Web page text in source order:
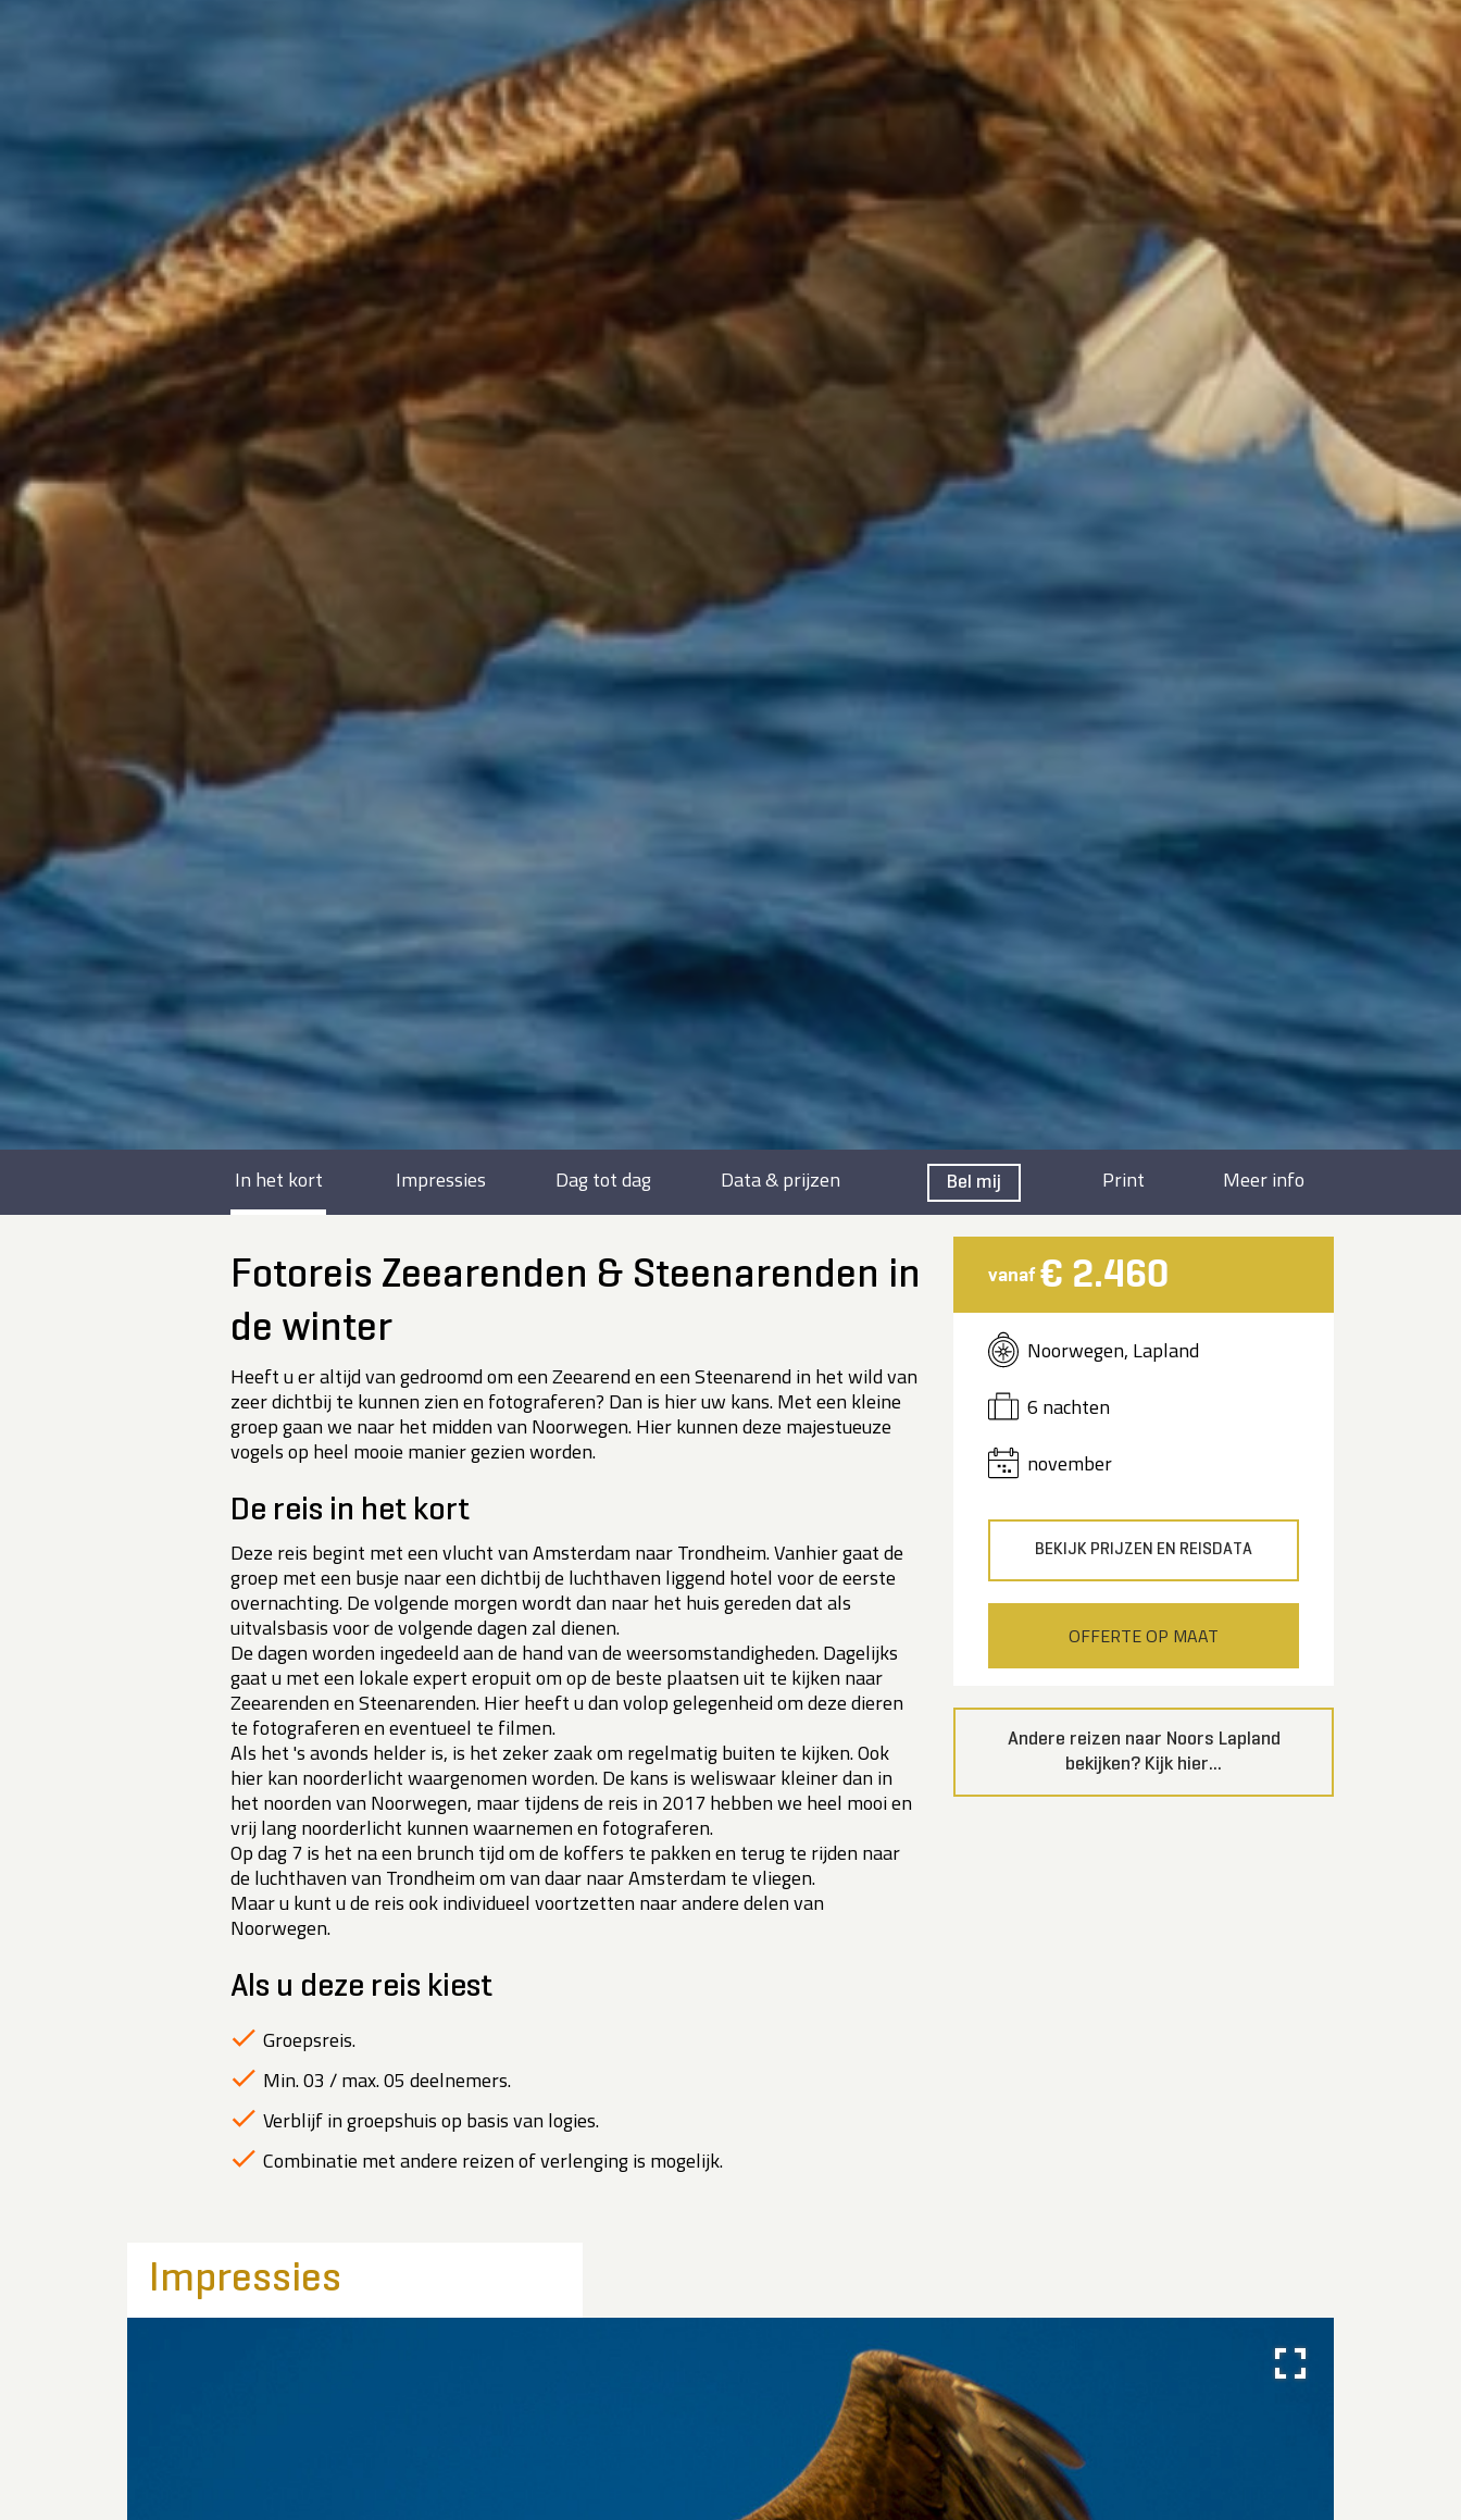
In het kort Impressies Dag tot dag Data & prijzen Bel mij Print Meer info
Fotoreis Zeearenden & Steenarenden in
de winter
Heeft u er altijd van gedroomd om een Zeearend en een Steenarend in het wild van
zeer dichtbij te kunnen zien en fotograferen? Dan is hier uw kans. Met een kleine
groep gaan we naar het midden van Noorwegen. Hier kunnen deze majestueuze
vogels op heel mooie manier gezien worden.
De reis in het kort
Deze reis begint met een vlucht van Amsterdam naar Trondheim. Vanhier gaat de
groep met een busje naar een dichtbij de luchthaven liggend hotel voor de eerste
overnachting. De volgende morgen wordt dan naar het huis gereden dat als
uitvalsbasis voor de volgende dagen zal dienen.
De dagen worden ingedeeld aan de hand van de weersomstandigheden. Dagelijks
gaat u met een lokale expert eropuit om op de beste plaatsen uit te kijken naar
Zeearenden en Steenarenden. Hier heeft u dan volop gelegenheid om deze dieren
te fotograferen en eventueel te filmen.
Als het 's avonds helder is, is het zeker zaak om regelmatig buiten te kijken. Ook
hier kan noorderlicht waargenomen worden. De kans is weliswaar kleiner dan in
het noorden van Noorwegen, maar tijdens de reis in 2017 hebben we heel mooi en
vrij lang noorderlicht kunnen waarnemen en fotograferen.
Op dag 7 is het na een brunch tijd om de koffers te pakken en terug te rijden naar
de luchthaven van Trondheim om van daar naar Amsterdam te vliegen.
Maar u kunt u de reis ook individueel voortzetten naar andere delen van
Noorwegen.
Als u deze reis kiest
Groepsreis.
Min. 03 / max. 05 deelnemers.
Verblijf in groepshuis op basis van logies.
Combinatie met andere reizen of verlenging is mogelijk.
vanaf € 2.460
Noorwegen, Lapland
6 nachten
november
BEKIJK PRIJZEN EN REISDATA
OFFERTE OP MAAT
Andere reizen naar Noors Lapland
bekijken? Kijk hier...
Impressies